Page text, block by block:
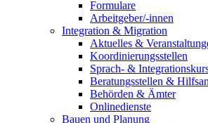
Formulare
Arbeitgeber/-innen
Integration & Migration
Aktuelles &
Koordinierungsstellen
Sprach- &
Beratungsstellen &
Behörden & Ämter
Onlinedienste
Bauen und Planung